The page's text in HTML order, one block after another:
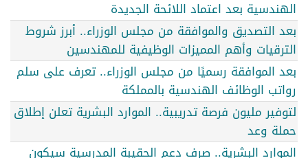
الهندسية بعد اعتماد اللائحة الجديدة
بعد التصديق والموافقة من مجلس الوزراء.. أبرز شروط
الترقيات وأهم المميزات الوظيفية للمهندسين
بعد الموافقة رسميًا من مجلس الوزراء.. تعرف على سلم
رواتب الوظائف الهندسية بالمملكة
لتوفير مليون فرصة تدريبية.. الموارد البشرية تعلن إطلاق
حملة وعد
الموارد البشرية.. صرف دعم الحقيبة المدرسية سيكون